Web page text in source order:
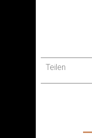
Teilen